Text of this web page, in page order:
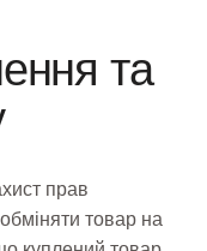
та
прав
товар на